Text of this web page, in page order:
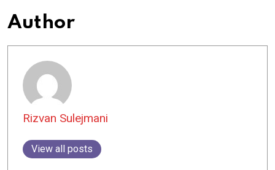
Author
Rizvan Sulejmani
View all posts